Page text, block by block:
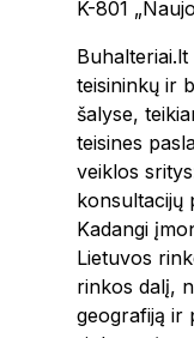
K-801
teisininkų ir
šalyse,
teisines
veiklos
konsultacijų
Kadangi
Lietuvos
rinkos dalį,
geografiją ir